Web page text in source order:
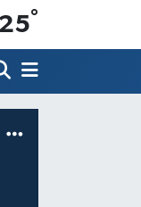
25°